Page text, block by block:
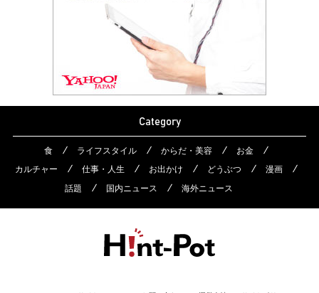
Category
食 ライフスタイル からだ・美容
お金
カルチャー
仕事・人生 お出かけ どうぶつ
漫画
話題
国内ニュース 海外ニュース